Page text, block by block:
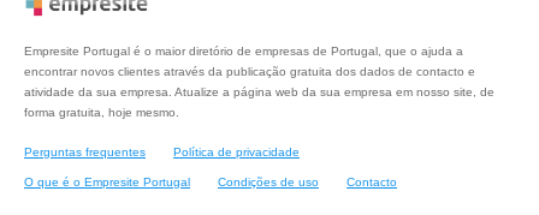
Empresite Portugal é o maior diretório de empresas de Portugal, que o ajuda a
encontrar novos clientes através da publicação gratuita dos dados de contacto e
atividade da sua empresa. Atualize a página web da sua empresa em nosso site, de
forma gratuita, hoje mesmo.
Perguntas frequentes Política de privacidade
O que é o Empresite Portugal Condições de uso Contacto